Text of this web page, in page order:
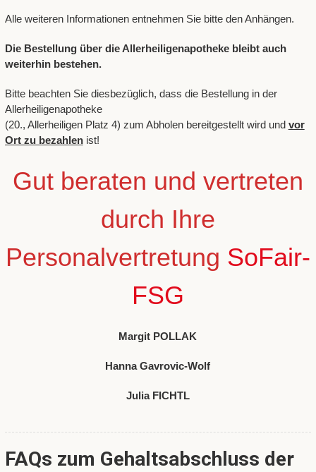
Alle weiteren Informationen entnehmen Sie bitte den Anhängen.
Die Bestellung über die Allerheiligenapotheke bleibt auch
weiterhin bestehen.
Bitte beachten Sie diesbezüglich, dass die Bestellung in der
Allerheiligenapotheke
(20., Allerheiligen Platz 4) zum Abholen bereitgestellt wird und vor
Ort zu bezahlenist!
Gut beraten und vertreten
durch Ihre
Personalvertretung SoFair-
FSG
Margit POLLAK
Hanna Gavrovic-Wolf
Julia FICHTL
FAQs zum Gehaltsabschluss der